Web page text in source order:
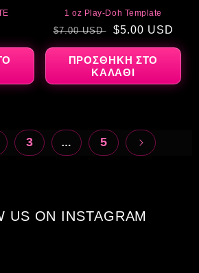
1 oz Play-Doh Template
Κανονική
τιμή
$7.00 USD
Τιμή
έκπτωσης
$5.00 USD
ΠΡΟΣΘΉΚΗ ΣΤΟ
ΚΑΛΆΘΙ
3 … 5
US ON INSTAGRAM